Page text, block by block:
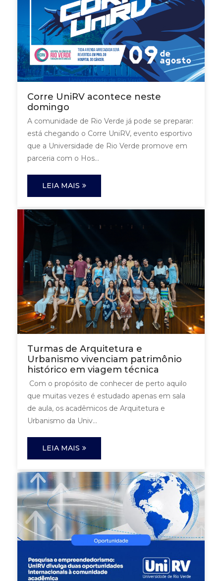
Corre UniRV acontece neste
domingo
A comunidade de Rio Verde já pode se preparar:
está chegando o Corre UniRV, evento esportivo
que a Universidade de Rio Verde promove em
parceria com o Hos...
LEIA MAIS
Turmas de Arquitetura e
Urbanismo vivenciam patrimônio
histórico em viagem técnica
Com o propósito de conhecer de perto aquilo
que muitas vezes é estudado apenas em sala
de aula, os acadêmicos de Arquitetura e
Urbanismo da Univ...
LEIA MAIS